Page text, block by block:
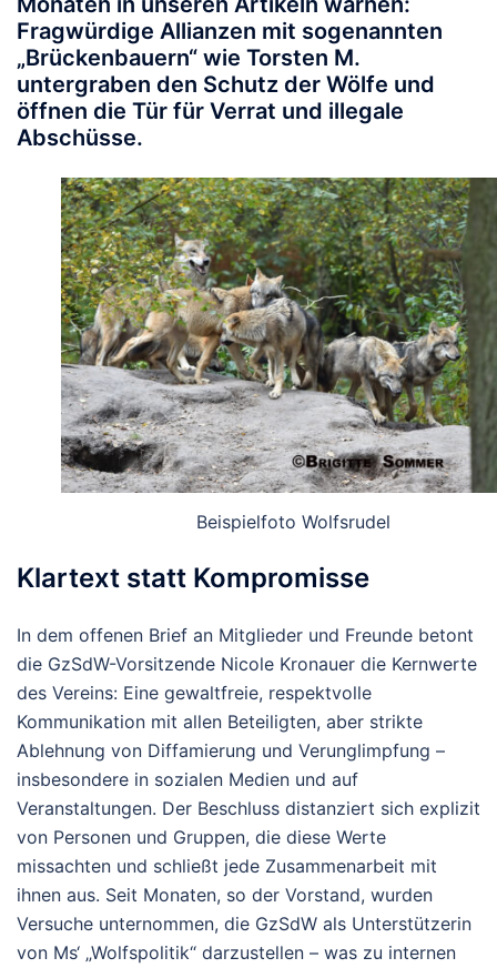
Fragwürdige Allianzen mit sogenannten
„Brückenbauern“ wie Torsten M.
untergraben den Schutz der Wölfe und
öffnen die Tür für Verrat und illegale
Abschüsse.
Beispielfoto Wolfsrudel
Klartext statt Kompromisse
In dem offenen Brief an Mitglieder und Freunde betont
die GzSdW-Vorsitzende Nicole Kronauer die Kernwerte
des Vereins: Eine gewaltfreie, respektvolle
Kommunikation mit allen Beteiligten, aber strikte
Ablehnung von Diffamierung und Verunglimpfung –
insbesondere in sozialen Medien und auf
Veranstaltungen. Der Beschluss distanziert sich explizit
von Personen und Gruppen, die diese Werte
missachten und schließt jede Zusammenarbeit mit
ihnen aus. Seit Monaten, so der Vorstand, wurden
Versuche unternommen, die GzSdW als Unterstützerin
von Ms‘ „Wolfspolitik“ darzustellen – was zu internen